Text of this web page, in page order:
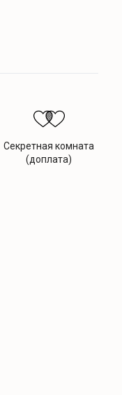
Секретная комната
(доплата)